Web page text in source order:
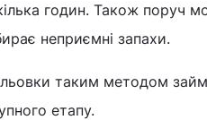
годин. Також поруч
неприємні запахи.
таким методом
етапу.